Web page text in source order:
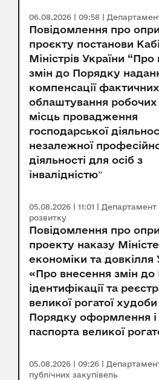
06.08.2026 | 09:58 |
Повідомлення про
проєкту постанови
Міністрів України
змін до Порядку
компенсації
облаштування
місць провадження
господарської
незалежної
діяльності для осіб з
інвалідністюˮ
05.08.2026 | 11:01 | Департамент
розвитку
Повідомлення про
проекту наказу
економіки та довкілля
«Про внесення змін
ідентифікації та
великої рогатої худоби
Порядку оформлення і
паспорта великої
05.08.2026 | 09:26 |
публічних закупівель